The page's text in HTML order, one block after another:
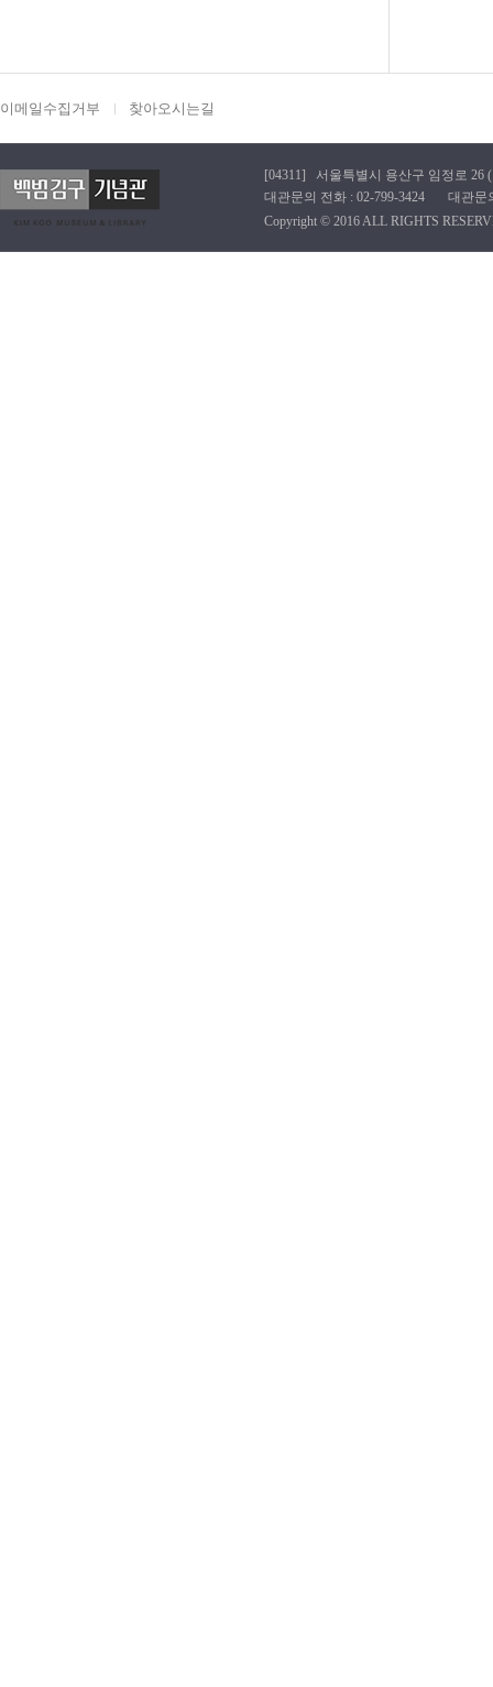
이메일수집거부 찾아오시는길
[04311] 서울특별시 용산구 임정로
대관문의 전화 : 02-799-3424 대관문
Copyright © 2016 ALL RIGHTS